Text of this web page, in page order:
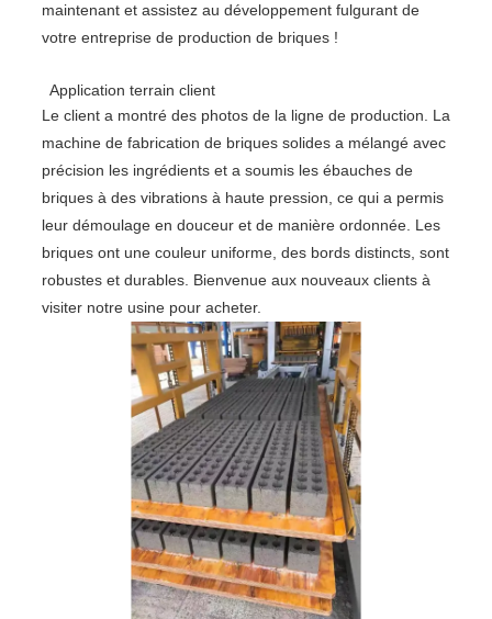
maintenant et assistez au développement fulgurant de
votre entreprise de production de briques !
Application terrain client
Le client a montré des photos de la ligne de production. La
machine de fabrication de briques solides a mélangé avec
précision les ingrédients et a soumis les ébauches de
briques à des vibrations à haute pression, ce qui a permis
leur démoulage en douceur et de manière ordonnée. Les
briques ont une couleur uniforme, des bords distincts, sont
robustes et durables. Bienvenue aux nouveaux clients à
visiter notre usine pour acheter.